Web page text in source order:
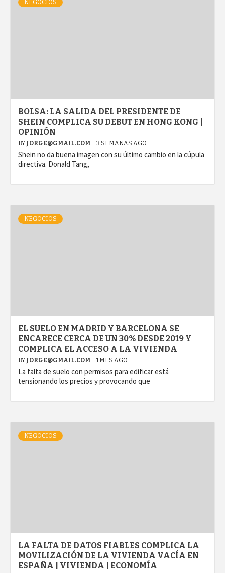
NEGOCIOS
BOLSA: LA SALIDA DEL PRESIDENTE DE
SHEIN COMPLICA SU DEBUT EN HONG KONG |
OPINIÓN
BY JORGE@GMAIL.COM 3 SEMANAS AGO
Shein no da buena imagen con su último cambio en la cúpula
directiva. Donald Tang,
NEGOCIOS
EL SUELO EN MADRID Y BARCELONA SE
ENCARECE CERCA DE UN 30% DESDE 2019 Y
COMPLICA EL ACCESO A LA VIVIENDA
BY JORGE@GMAIL.COM 1 MES AGO
La falta de suelo con permisos para edificar está
tensionando los precios y provocando que
NEGOCIOS
LA FALTA DE DATOS FIABLES COMPLICA LA
MOVILIZACIÓN DE LA VIVIENDA VACÍA EN
ESPAÑA | VIVIENDA | ECONOMÍA